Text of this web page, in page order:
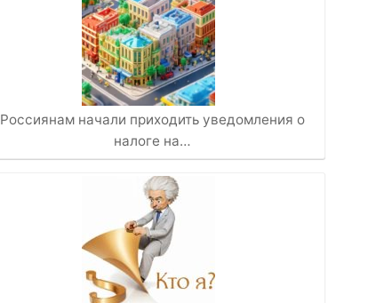
Россиянам начали приходить уведомления о
налоге на…